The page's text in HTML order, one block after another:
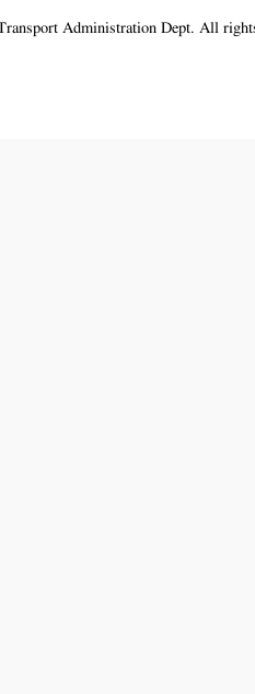
Administration Dept. All